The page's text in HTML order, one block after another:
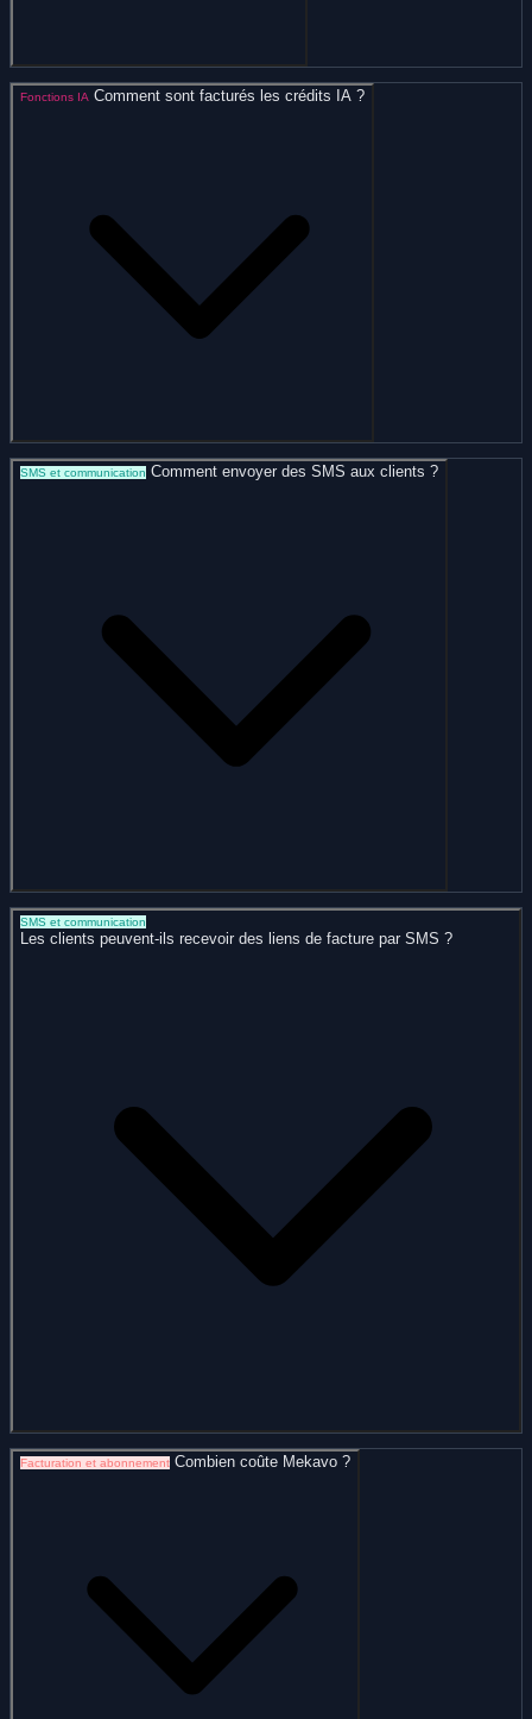
Fonctions IA Comment sont facturés les crédits IA ?
SMS et communication Comment envoyer des SMS aux clients ?
SMS et communication
Les clients peuvent-ils recevoir des liens de facture par SMS ?
Facturation et abonnement Combien coûte Mekavo ?